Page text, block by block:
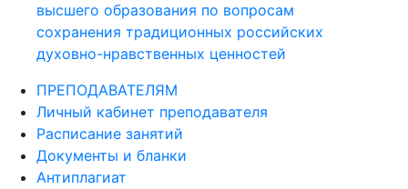
высшего образования по вопросам
сохранения традиционных российских
духовно-нравственных ценностей
ПРЕПОДАВАТЕЛЯМ
Личный кабинет преподавателя
Расписание занятий
Документы и бланки
Антиплагиат